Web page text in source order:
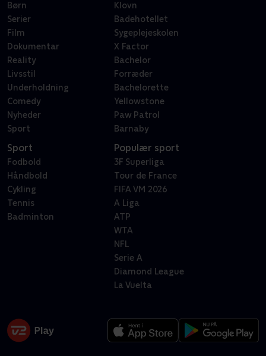
Børn
Serier
Film
Dokumentar
Reality
Livsstil
Underholdning
Comedy
Nyheder
Sport
Klovn
Badehotellet
Sygeplejeskolen
X Factor
Bachelor
Forræder
Bachelorette
Yellowstone
Paw Patrol
Barnaby
Sport
Fodbold
Håndbold
Cykling
Tennis
Badminton
Populær sport
3F Superliga
Tour de France
FIFA VM 2026
A Liga
ATP
WTA
NFL
Serie A
Diamond League
La Vuelta